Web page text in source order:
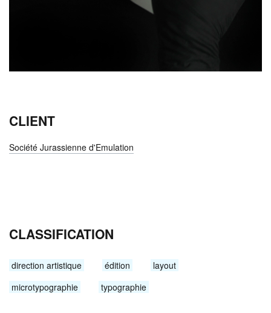
CLIENT
Société Jurassienne d'Emulation
CLASSIFICATION
direction artistique édition
layout
microtypographie
typographie